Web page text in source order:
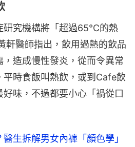
究機構將「超過65°C的熱
軒醫師指出，飲用過熱的飲品
造成慢性發炎，從而令異常
時食飯叫熱飲，或到Cafe飲
味，不過都要小心「禍從口
生拆解男女內褲「顏色學」